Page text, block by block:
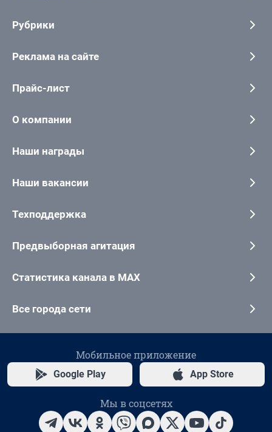
Рубрики
Реклама на сайте
Прайс-лист
О компании
Наши награды
Наши вакансии
Техподдержка
Предвыборная агитация
Статистика канала в MAX
Все города сети
Мобильное приложение
Google Play App Store
Мы в соцсетях